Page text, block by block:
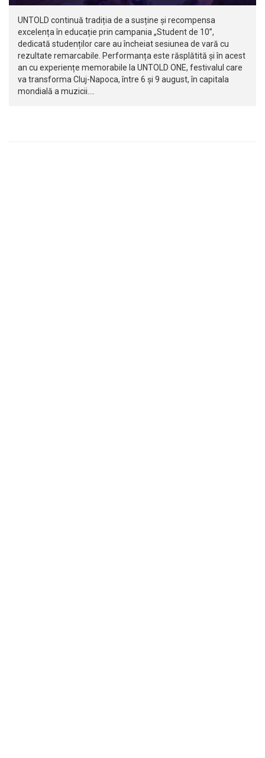
UNTOLD continuă tradiția de a susține și recompensa
excelența în educație prin campania „Student de 10”,
dedicată studenților care au încheiat sesiunea de vară cu
rezultate remarcabile. Performanța este răsplătită și în acest
an cu experiențe memorabile la UNTOLD ONE, festivalul care
va transforma Cluj-Napoca, între 6 și 9 august, în capitala
mondială a muzicii.…